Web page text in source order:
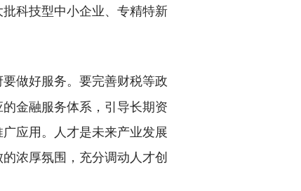
科技型中小企业、专精特新
做好服务。要完善财税等政
金融服务体系，引导长期资
应用。人才是未来产业发展
浓厚氛围，充分调动人才创